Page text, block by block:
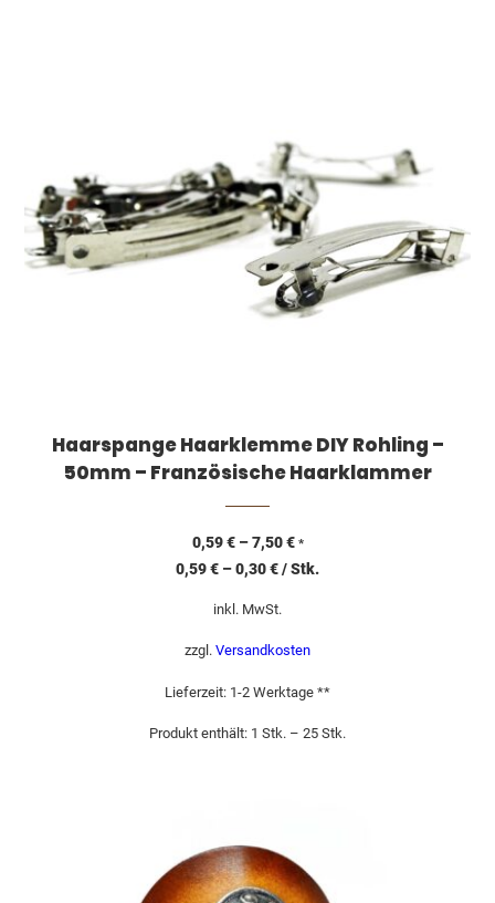
Haarspange Haarklemme DIY Rohling –
50mm – Französische Haarklammer
0,59€–7,50€ *
0,59€ –0,30€/Stk.
inkl. MwSt.
zzgl. Versandkosten
Lieferzeit: 1-2 Werktage **
Produkt enthält: 1 Stk. – 25 Stk.